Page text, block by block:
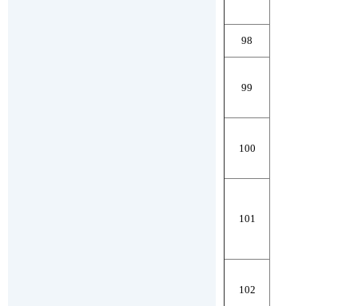
98
99
100
101
102